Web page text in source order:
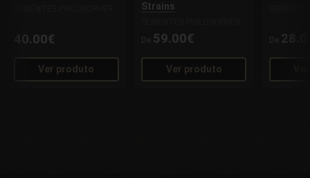
40.00€
Ver produto
Strains
De 59.00€
Ver produto
De